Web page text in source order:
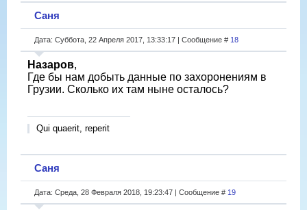
Саня
Дата: Суббота, 22 Апреля 2017, 13:33:17 | Сообщение # 18
Назаров,
Где бы нам добыть данные по захоронениям в
Грузии. Сколько их там ныне осталось?
Qui quaerit, reperit
Саня
Дата: Среда, 28 Февраля 2018, 19:23:47 | Сообщение # 19